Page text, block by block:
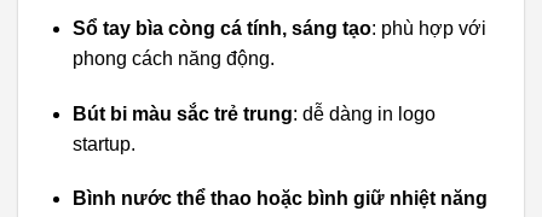
Sổ tay bìa còng cá tính, sáng tạo: phù hợp với
phong cách năng động.
Bút bi màu sắc trẻ trung: dễ dàng in logo
startup.
Bình nước thể thao hoặc bình giữ nhiệt năng